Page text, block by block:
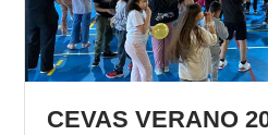
CEVAS VERANO